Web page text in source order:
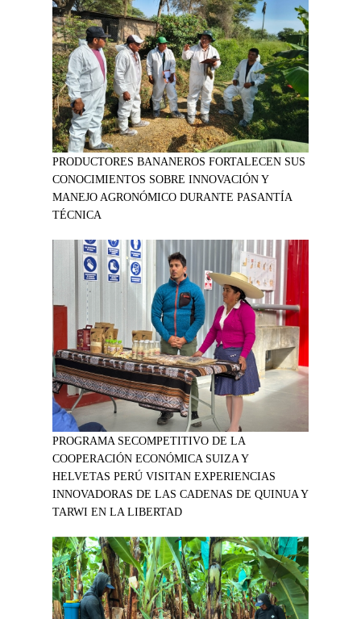
PRODUCTORES BANANEROS FORTALECEN SUS
CONOCIMIENTOS SOBRE INNOVACIÓN Y
MANEJO AGRONÓMICO DURANTE PASANTÍA
TÉCNICA
PROGRAMA SECOMPETITIVO DE LA
COOPERACIÓN ECONÓMICA SUIZA Y
HELVETAS PERÚ VISITAN EXPERIENCIAS
INNOVADORAS DE LAS CADENAS DE QUINUA Y
TARWI EN LA LIBERTAD